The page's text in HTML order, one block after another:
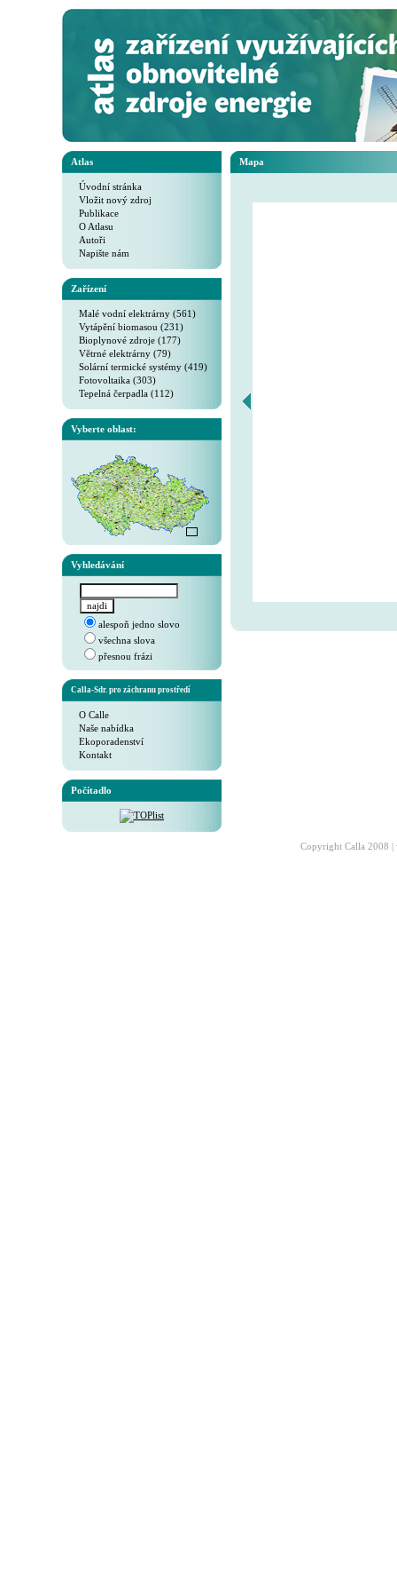
Atlas
Úvodní stránka
Vložit nový zdroj
Publikace
O Atlasu
Autoři
Napište nám
Zařízení
Malé vodní elektrárny (561)
Vytápění biomasou (231)
Bioplynové zdroje (177)
Větrné elektrárny (79)
Solární termické systémy (419)
Fotovoltaika (303)
Tepelná čerpadla (112)
Vyberte oblast:
Vyhledávání
alespoň jedno slovo
všechna slova
přesnou frázi
Calla-Sdr. pro záchranu prostředí
O Calle
Naše nabídka
Ekoporadenství
Kontakt
Počítadlo
Mapa
Copyright Calla 2008 |